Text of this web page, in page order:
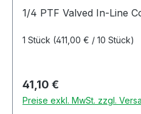
1/4 PTF Valved In-Line
1 Stück (411,00 € / 10 Stück)
Regulärer Preis:
41,10 €
Preise exkl. MwSt. zzgl.